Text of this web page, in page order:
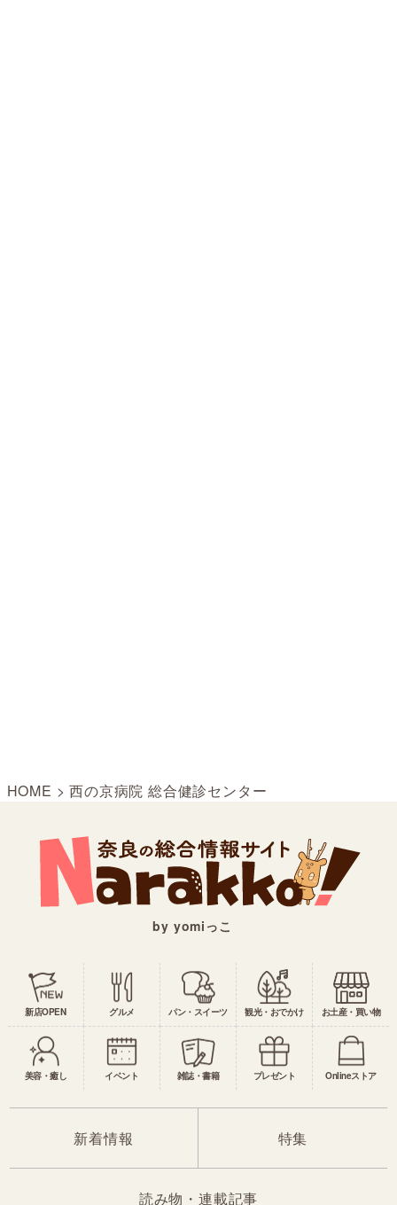
HOME >西の京病院 総合健診センター
by yomiっこ
新店OPEN グルメ パン・スイーツ 観光・おでかけ お土産・買い物
美容・癒し イベント 雑誌・書籍 プレゼント Onlineストア
新着情報 特集
読み物・連載記事